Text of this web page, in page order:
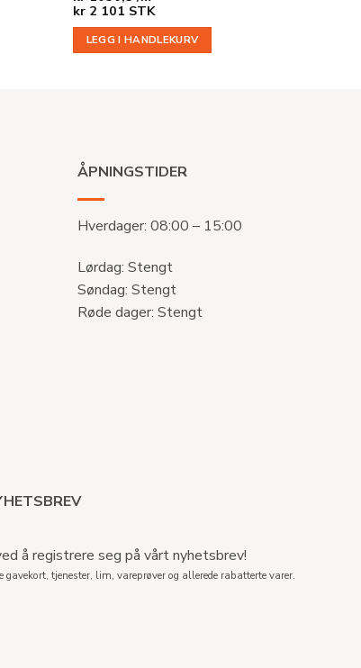
kr2 101 STK
LEGG I HANDLEKURV
ÅPNINGSTIDER
Hverdager: 08:00 – 15:00
Lørdag: Stengt
Søndag: Stengt
Røde dager: Stengt
å registrere seg på vårt nyhetsbrev!
tjenester, lim, vareprøver og allerede rabatterte varer.